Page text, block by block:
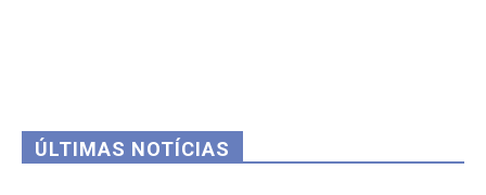
ÚLTIMAS NOTÍCIAS